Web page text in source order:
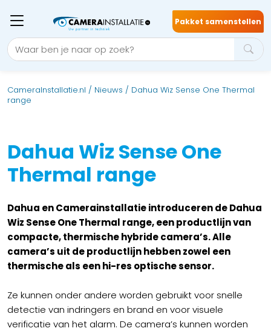
Pakket samenstellen
CameraInstallatie.nl / Nieuws / Dahua Wiz Sense One Thermal
range
Dahua Wiz Sense One
Thermal range
Dahua en Camerainstallatie introduceren de Dahua
Wiz Sense One Thermal range, een productlijn van
compacte, thermische hybride camera’s. Alle
camera’s uit de productlijn hebben zowel een
thermische als een hi-res optische sensor.
Ze kunnen onder andere worden gebruikt voor snelle
detectie van indringers en brand en voor visuele
verificatie van het alarm. De camera’s kunnen worden